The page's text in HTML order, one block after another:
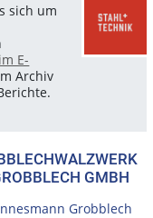
sich um
E-
Archiv
GMBH
Grobblech